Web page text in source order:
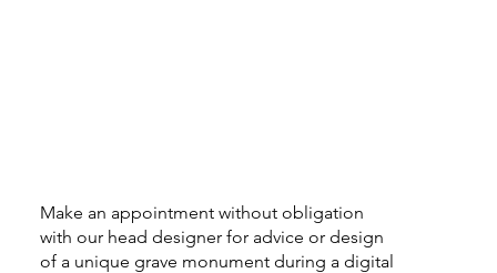
Make an appointment without obligation
with our head designer for advice or design
of a unique grave monument during a digital